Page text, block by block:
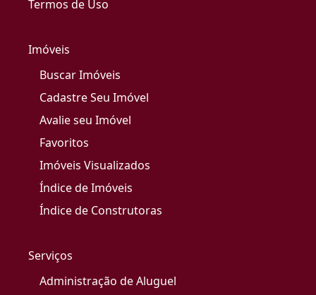
Termos de Uso
Imóveis
Buscar Imóveis
Cadastre Seu Imóvel
Avalie seu Imóvel
Favoritos
Imóveis Visualizados
Índice de Imóveis
Índice de Construtoras
Serviços
Administração de Aluguel